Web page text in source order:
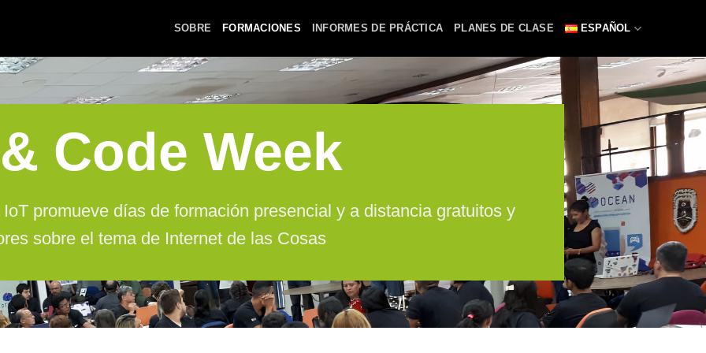
SOBRE FORMACIONES INFORMES DE PRÁCTICA PLANES DE CLASE ESPAÑOL
Code Week
promueve días de formación presencial y a distancia gratuitos y
sobre el tema de Internet de las Cosas